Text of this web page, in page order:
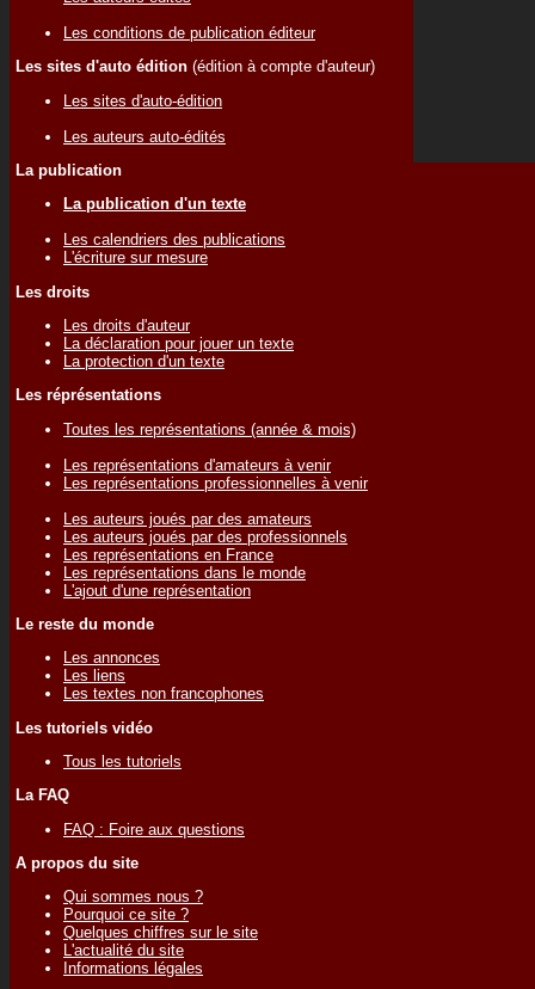
Les conditions de publication éditeur
Les sites d'auto édition (édition à compte d'auteur)
Les sites d'auto-édition
Les auteurs auto-édités
La publication
La publication d'un texte
Les calendriers des publications
L'écriture sur mesure
Les droits
Les droits d'auteur
La déclaration pour jouer un texte
La protection d'un texte
Les réprésentations
Toutes les représentations (année & mois)
Les représentations d'amateurs à venir
Les représentations professionnelles à venir
Les auteurs joués par des amateurs
Les auteurs joués par des professionnels
Les représentations en France
Les représentations dans le monde
L'ajout d'une représentation
Le reste du monde
Les annonces
Les liens
Les textes non francophones
Les tutoriels vidéo
Tous les tutoriels
La FAQ
FAQ : Foire aux questions
A propos du site
Qui sommes nous ?
Pourquoi ce site ?
Quelques chiffres sur le site
L'actualité du site
Informations légales